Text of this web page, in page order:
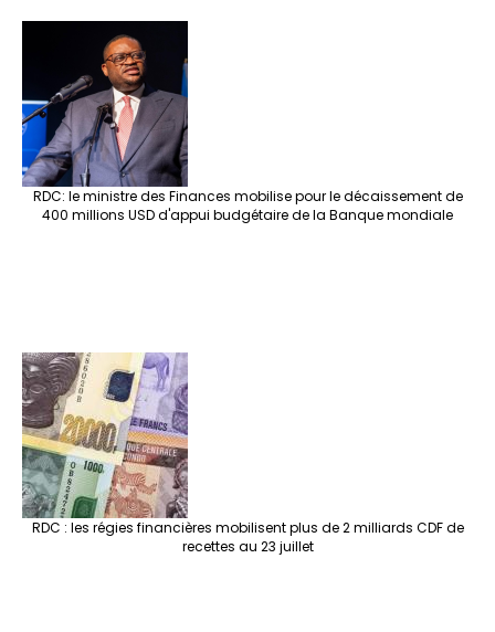
RDC: le ministre des Finances mobilise pour le décaissement de
400 millions USD d'appui budgétaire de la Banque mondiale
RDC : les régies financières mobilisent plus de 2 milliards CDF de
recettes au 23 juillet